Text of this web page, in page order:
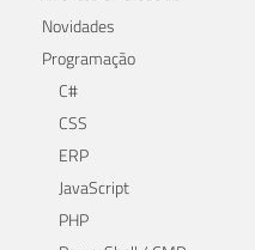
Novidades
Programação
C#
CSS
ERP
JavaScript
PHP